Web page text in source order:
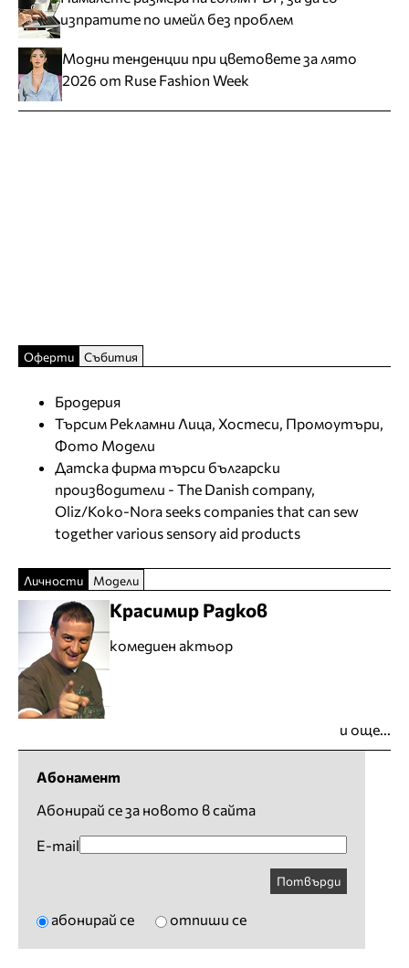
изпратите по имейл без проблем
Модни тенденции при цветовете за лято
2026 от Ruse Fashion Week
Оферти Събития
Бродерия
Търсим Рекламни Лица, Хостеси, Промоутъри,
Фото Модели
Датска фирма търси български
производители - The Danish company,
Oliz/Koko-Nora seeks companies that can sew
together various sensory aid products
Личности Модели
Красимир Радков
комедиен актьор
и още...
Абонамент
Абонирай се за новото в сайта
E-mail
Потвърди
абонирай се отпиши се